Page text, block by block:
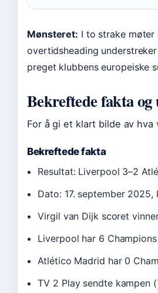
Mønsteret: I to strake møter
overtidsheading
preget klubbens europeiske
Bekreftede fakta
For å gi et klart bilde av
Bekreftede fakta
Resultat: Liverpool 3–2
Dato: 17. september
Virgil van Dijk scoret
Liverpool har 6
Atlético Madrid har 0
TV 2 Play sendte kampen (